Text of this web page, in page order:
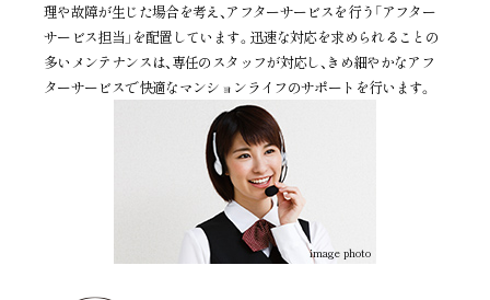
理や故障が生じた場合を考え、アフターサービスを行う 「アフター
サービス担当」を配置しています。迅速な対応を求められることの
多いメンテナンスは、専任のスタッフが対応し、 きめ細やかなアフ
ターサービスで快適なマンションライフのサポートを行います。
image photo